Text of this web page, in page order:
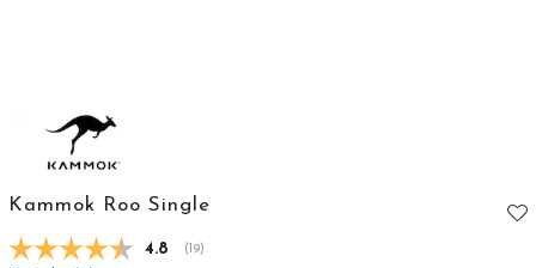
Kammok Roo Single
Gjennomsnittskarakter:
4.8 ( stemmer:
19)